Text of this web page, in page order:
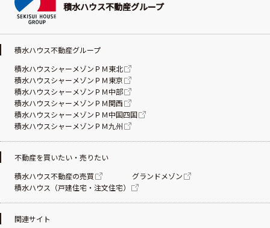
積水ハウス不動産グループ
積水ハウス不動産グループ
積水ハウスシャーメゾンＰＭ東北
積水ハウスシャーメゾンＰＭ東京
積水ハウスシャーメゾンＰＭ中部
積水ハウスシャーメゾンＰＭ関西
積水ハウスシャーメゾンＰＭ中国四国
積水ハウスシャーメゾンＰＭ九州
不動産を買いたい・売りたい
積水ハウス不動産の売買
グランドメゾン
積水ハウス（戸建住宅・注文住宅）
関連サイト